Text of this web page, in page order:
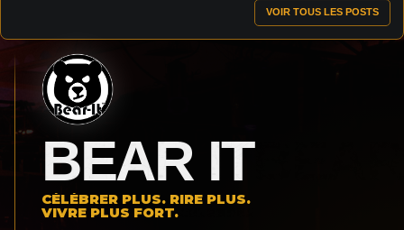
VOIR TOUS LES POSTS
BEAR IT
CÉLÉBRER PLUS. RIRE PLUS.
VIVRE PLUS FORT.